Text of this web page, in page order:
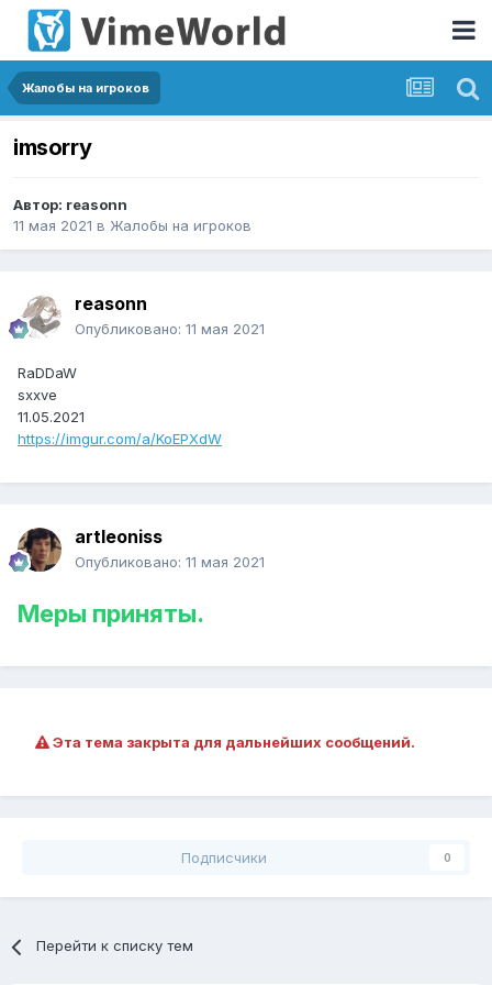
Жалобы на игроков
imsorry
Автор: reasonn
11 мая 2021 в Жалобы на игроков
reasonn
Опубликовано: 11 мая 2021
RaDDaW
sxxve
11.05.2021
https://imgur.com/a/KoEPXdW
artleoniss
Опубликовано: 11 мая 2021
Меры приняты.
Эта тема закрыта для дальнейших сообщений.
Подписчики 0
Перейти к списку тем